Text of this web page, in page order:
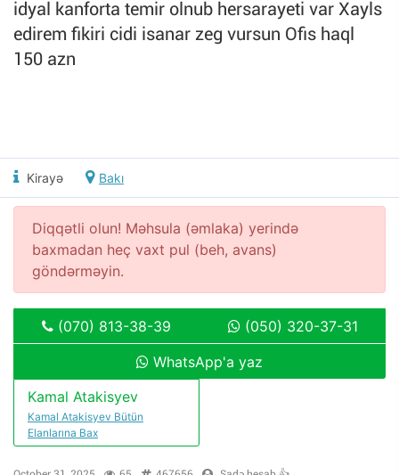
idyal kanforta temir olnub hersarayeti var Xayls
edirem fikiri cidi isanar zeg vursun Ofis haql
150 azn
Kirayə Bakı
Diqqətli olun! Məhsula (əmlaka) yerində
baxmadan heç vaxt pul (beh, avans)
göndərməyin.
(070) 813-38-39
(050) 320-37-31
WhatsApp'a yaz
Kamal Atakisyev
Kamal Atakisyev Bütün
Elanlarına Bax